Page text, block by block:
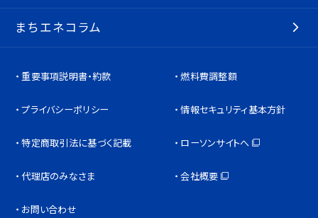
まちエネコラム
重要事項説明書・約款 燃料費調整額
プライバシーポリシー 情報セキュリティ基本方針
特定商取引法に基づく記載 ローソンサイトへ
代理店のみなさま 会社概要
お問い合わせ